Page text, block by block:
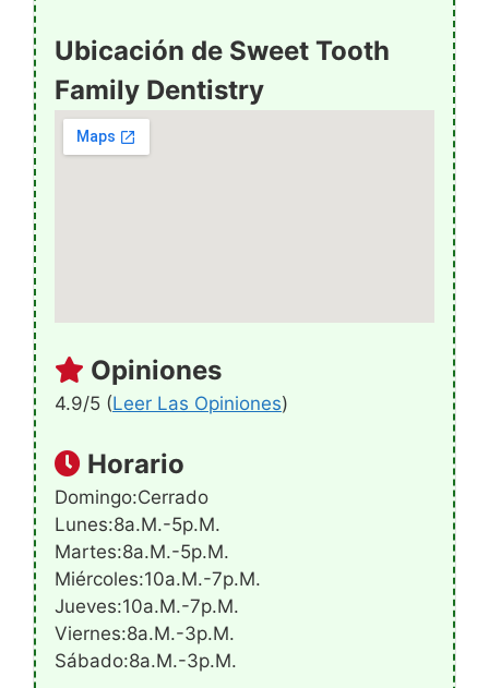
Ubicación de Sweet Tooth
Family Dentistry
Opiniones
4.9/5 (Leer Las Opiniones)
Horario
Domingo:Cerrado
Lunes:8a.m.-5p.m.
Martes:8a.m.-5p.m.
Miércoles:10a.m.-7p.m.
Jueves:10a.m.-7p.m.
Viernes:8a.m.-3p.m.
Sábado:8a.m.-3p.m.